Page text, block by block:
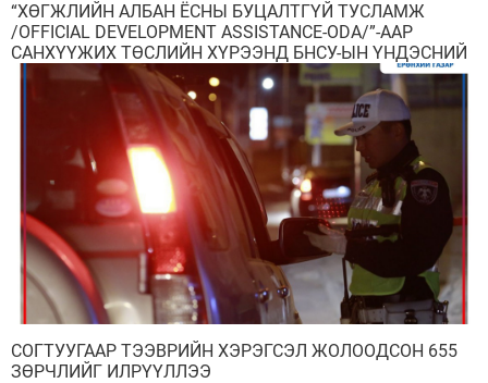
“ХӨГЖЛИЙН АЛБАН ЁСНЫ БУЦАЛТГҮЙ ТУСЛАМЖ
/OFFICIAL DEVELOPMENT ASSISTANCE-ODA/”-ААР
САНХҮҮЖИХ ТӨСЛИЙН ХҮРЭЭНД БНСУ-ЫН ҮНДЭСНИЙ
ЦАГДААГИЙН ГАЗАР, ТЕГҮ ХОТЫН ЦАГДААГИЙН
ГАЗРЫН ТӨСЛИЙН ГИШҮҮД АЙЛЧЛАЛ ХИЙЛЭЭ
СОГТУУГААР ТЭЭВРИЙН ХЭРЭГСЭЛ ЖОЛООДСОН 655
ЗӨРЧЛИЙГ ИЛРҮҮЛЛЭЭ